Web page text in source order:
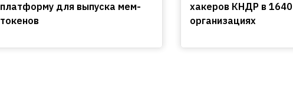
платформу для выпуска мем-
токенов
хакеров КНДР в 1640
организациях